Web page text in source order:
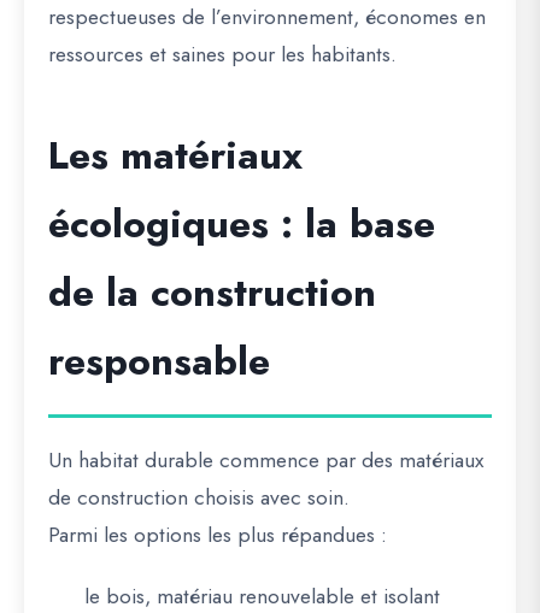
respectueuses de l’environnement, économes en
ressources et saines pour les habitants.
Les matériaux
écologiques : la base
de la construction
responsable
Un habitat durable commence par des matériaux
de construction choisis avec soin.
Parmi les options les plus répandues :
le bois, matériau renouvelable et isolant